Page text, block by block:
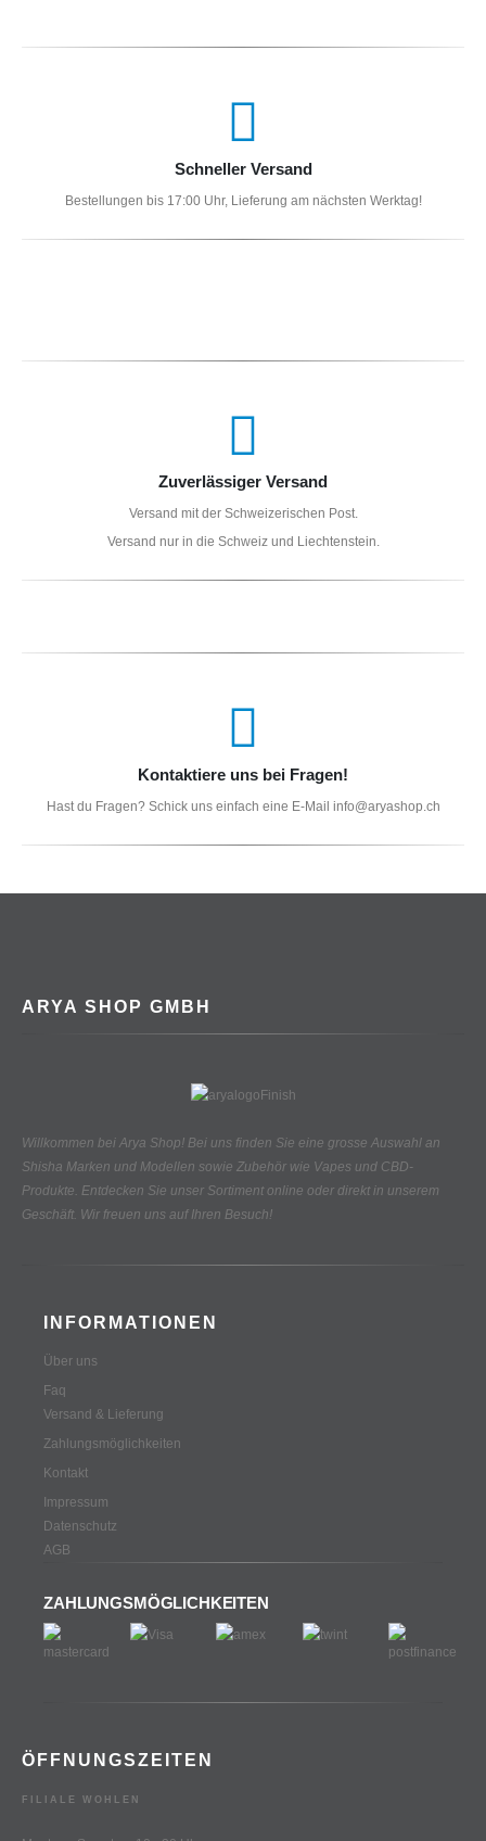
Schneller Versand
Bestellungen bis 17:00 Uhr, Lieferung am nächsten Werktag!
Zuverlässiger Versand
Versand mit der Schweizerischen Post.
Versand nur in die Schweiz und Liechtenstein.
Kontaktiere uns bei Fragen!
Hast du Fragen? Schick uns einfach eine E-Mail info@aryashop.ch
ARYA SHOP GMBH
Willkommen bei Arya Shop! Bei uns finden Sie eine grosse Auswahl an
Shisha Marken und Modellen sowie Zubehör wie Vapes und CBD-
Produkte. Entdecken Sie unser Sortiment online oder direkt in unserem
Geschäft. Wir freuen uns auf Ihren Besuch!
INFORMATIONEN
Über uns
Faq
Versand & Lieferung
Zahlungsmöglichkeiten
Kontakt
Impressum
Datenschutz
AGB
ZAHLUNGSMÖGLICHKEITEN
ÖFFNUNGSZEITEN
FILIALE WOHLEN